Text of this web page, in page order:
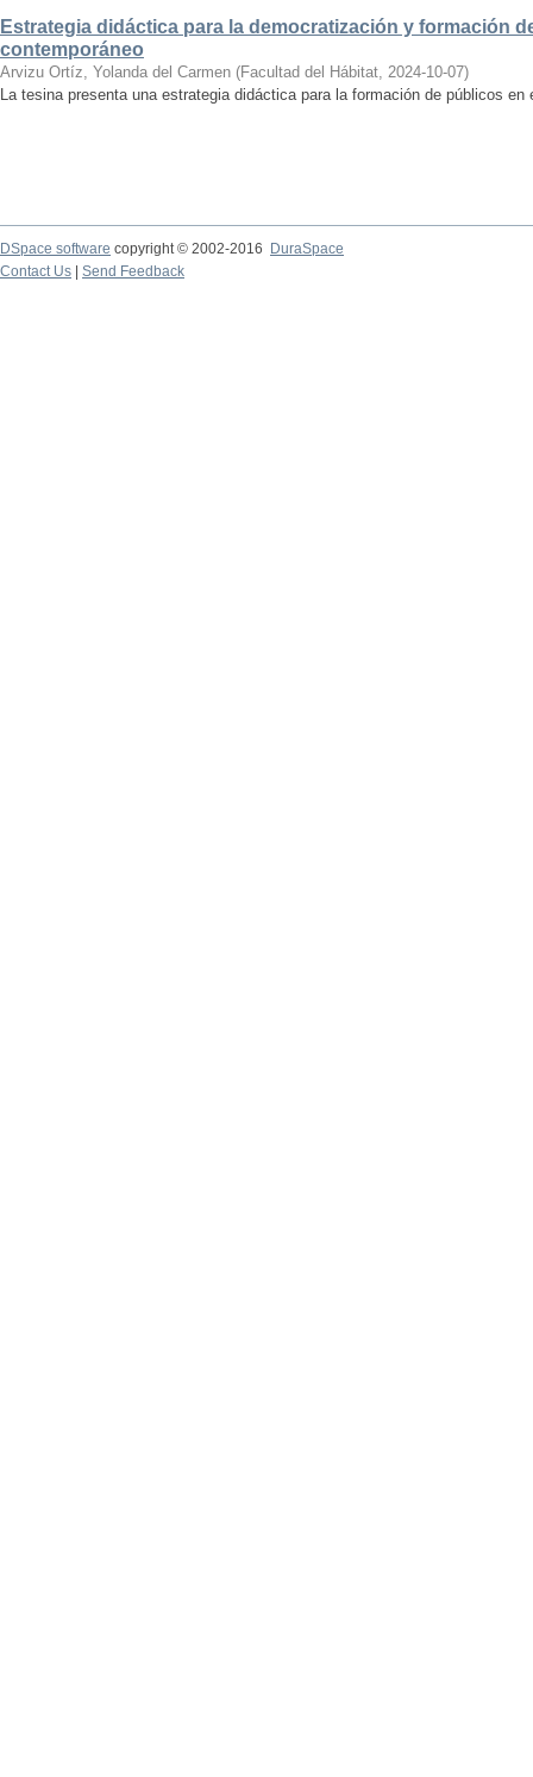
Estrategia didáctica para la democratización y formación
contemporáneo
Arvizu Ortíz, Yolanda del Carmen (Facultad del Hábitat, 2024-10-07)
La tesina presenta una estrategia didáctica para la formación de públicos en
DSpace software copyright © 2002-2016
DuraSpace
Contact Us
Send Feedback